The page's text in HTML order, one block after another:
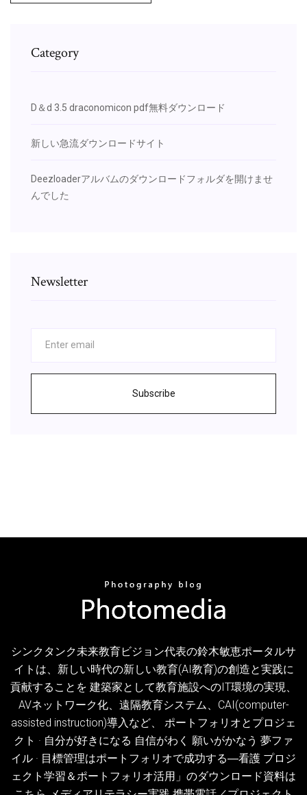
Category
D＆d 3.5 draconomicon pdf無料ダウンロード
新しい急流ダウンロードサイト
Deezloaderアルバムのダウンロードフォルダを開けませ
んでした
Newsletter
Subscribe
シンクタンク未来教育ビジョン代表の鈴木敏恵ポータルサ
イトは、新しい時代の新しい教育(AI教育)の創造と実践に
貢献することを 建築家として教育施設へのIT環境の実現、
AVネットワーク化、遠隔教育システム、CAI(computer-
assisted instruction)導入など、 ポートフォリオとプロジェ
クト · 自分が好きになる 自信がわく 願いがかなう 夢ファ
イル · 目標管理はポートフォリオで成功する―看護 プロジ
ェクト学習＆ポートフォリオ活用」のダウンロード資料は